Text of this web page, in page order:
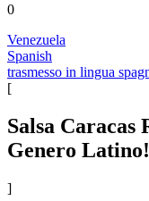
0
Venezuela
Spanish
trasmesso in lingua
[
Salsa Caracas
Genero
]